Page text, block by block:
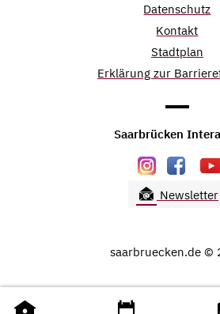
Datenschutz
Kontakt
Stadtplan
Erklärung zur
Saarbrücken
Newsletter
saarbruecken.de ©